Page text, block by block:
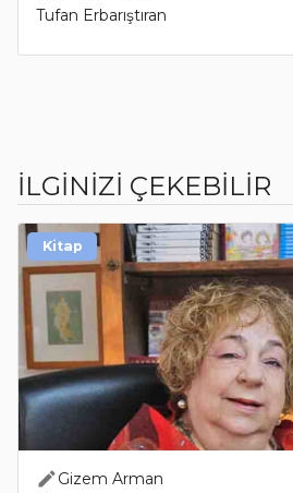
Tufan Erbarıştıran
İLGİNİZİ ÇEKEBİLİR
Gizem Arman
Kitap